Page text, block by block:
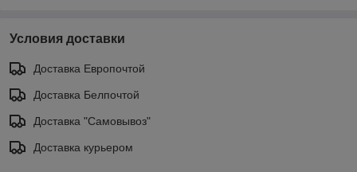
Условия доставки
Доставка Европочтой
Доставка Белпочтой
Доставка "Самовывоз"
Доставка курьером